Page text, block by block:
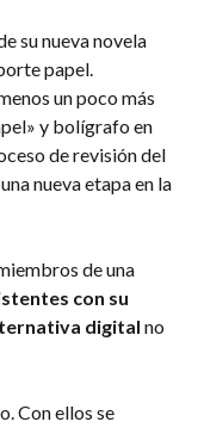
su nueva novela
papel.
un poco más
y bolígrafo en
de revisión del
nueva etapa en la
de una
con su
digital no
Con ellos se